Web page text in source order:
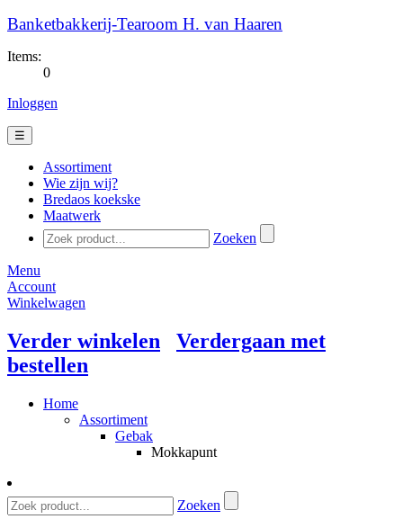
Banketbakkerij-Tearoom H. van Haaren
Items:
0
Inloggen
☰
Assortiment
Wie zijn wij?
Bredaos koekske
Maatwerk
Zoeken
Menu
Account
Winkelwagen
Verder winkelen
Verdergaan met
bestellen
Home
Assortiment
Gebak
Mokkapunt
Zoeken